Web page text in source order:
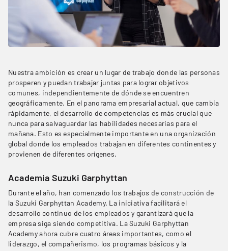
Nuestra ambición es crear un lugar de trabajo donde las personas
prosperen y puedan trabajar juntas para lograr objetivos
comunes, independientemente de dónde se encuentren
geográficamente. En el panorama empresarial actual, que cambia
rápidamente, el desarrollo de competencias es más crucial que
nunca para salvaguardar las habilidades necesarias para el
mañana. Esto es especialmente importante en una organización
global donde los empleados trabajan en diferentes continentes y
provienen de diferentes orígenes.
Academia Suzuki Garphyttan
Durante el año, han comenzado los trabajos de construcción de
la Suzuki Garphyttan Academy. La iniciativa facilitará el
desarrollo continuo de los empleados y garantizará que la
empresa siga siendo competitiva. La Suzuki Garphyttan
Academy ahora cubre cuatro áreas importantes, como el
liderazgo, el compañerismo, los programas básicos y la